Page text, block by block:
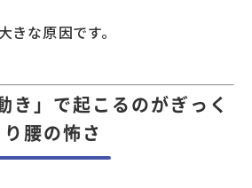
きな原因です。
き」で起こるのがぎっく
り腰の怖さ